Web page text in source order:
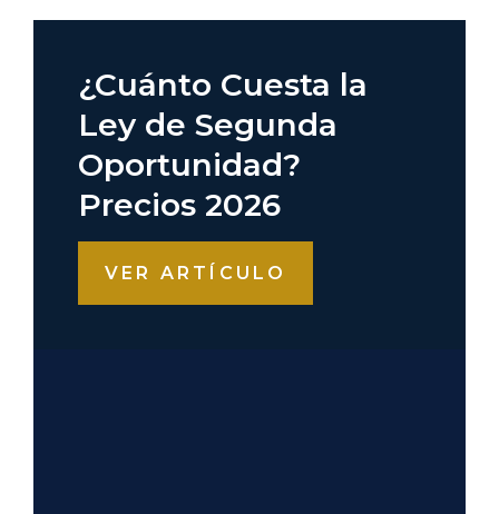
¿Cuánto Cuesta la
Ley de Segunda
Oportunidad?
Precios 2026
VER ARTÍCULO